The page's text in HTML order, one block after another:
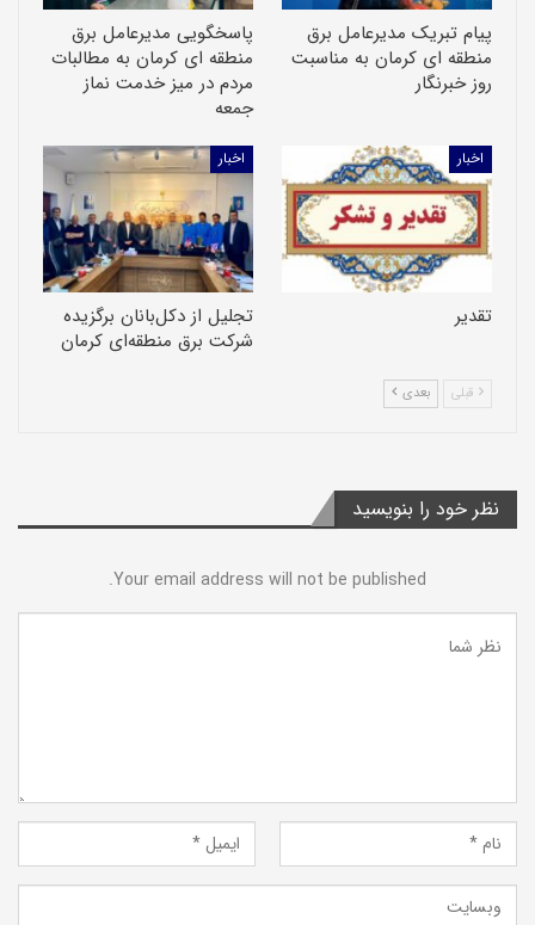
پیام تبریک مدیرعامل برق
منطقه ای کرمان به مناسبت
روز خبرنگار
پاسخگویی مدیرعامل برق
منطقه ای کرمان به مطالبات
مردم در میز خدمت نماز
جمعه
اخبار
تقدیر
اخبار
تجلیل از دکل‌بانان برگزیده
شرکت برق منطقه‌ای کرمان
قبلی بعدی
نظر خود را بنویسید
Your email address will not be published.